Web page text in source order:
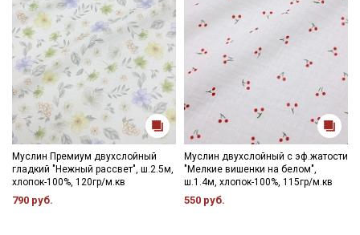
Муслин Премиум двухслойный
гладкий "Нежный рассвет", ш.2.5м,
хлопок-100%, 120гр/м.кв
790 руб.
Муслин двухслойный с эф.жатости
"Мелкие вишенки на белом",
ш.1.4м, хлопок-100%, 115гр/м.кв
550 руб.